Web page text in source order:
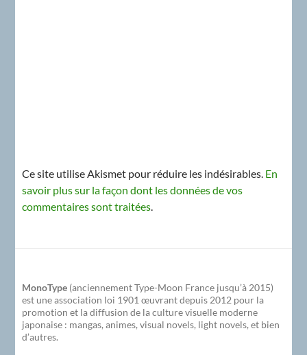
Ce site utilise Akismet pour réduire les indésirables. En
savoir plus sur la façon dont les données de vos
commentaires sont traitées.
MonoType (anciennement Type-Moon France jusqu’à 2015)
est une association loi 1901 œuvrant depuis 2012 pour la
promotion et la diffusion de la culture visuelle moderne
japonaise : mangas, animes, visual novels, light novels, et bien
d’autres.